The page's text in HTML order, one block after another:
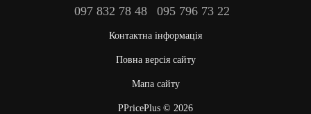
097 832 78 48 095 796 73 22
Контактна інформація
Повна версія сайту
Мапа сайту
PPricePlus © 2026